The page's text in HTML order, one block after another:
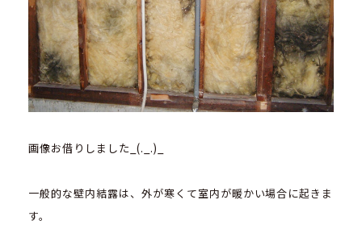
画像お借りしました_(._.)_
一般的な壁内結露は、外が寒くて室内が暖かい場合に起きま
す。